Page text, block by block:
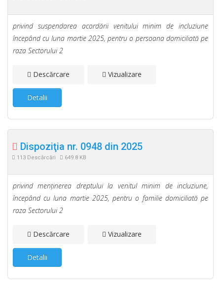
privind suspendarea acordării venitului minim de incluziune
începând cu luna martie 2025, pentru o persoana domiciliată pe
raza Sectorului 2
Descărcare Vizualizare
Detalii
Dispoziţia nr. 0948 din 2025
113 Descărcări 649.8 KB
privind menţinerea dreptului la venitul minim de incluziune,
începând cu luna martie 2025, pentru o familie domiciliată pe
raza Sectorului 2
Descărcare Vizualizare
Detalii